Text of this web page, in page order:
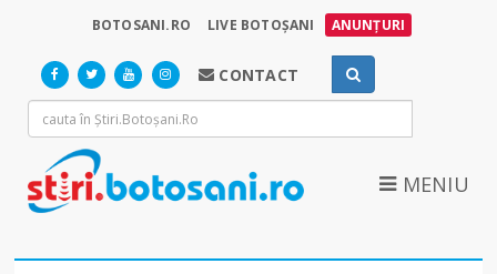
BOTOSANI.RO LIVE BOTOȘANI ANUNȚURI
CONTACT
MENIU